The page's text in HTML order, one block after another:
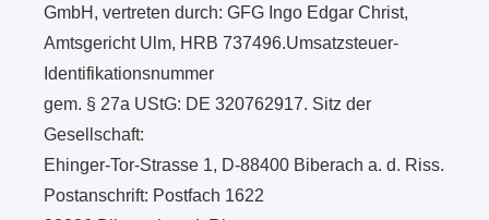
GmbH, vertreten durch: GFG Ingo Edgar Christ,
Amtsgericht Ulm, HRB 737496.Umsatzsteuer-
Identifikationsnummer
gem. § 27a UStG: DE 320762917. Sitz der
Gesellschaft:
Ehinger-Tor-Strasse 1, D-88400 Biberach a. d. Riss.
Postanschrift: Postfach 1622